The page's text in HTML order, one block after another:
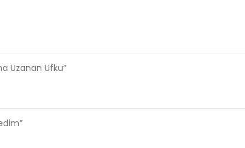
Uzanan Ufku”